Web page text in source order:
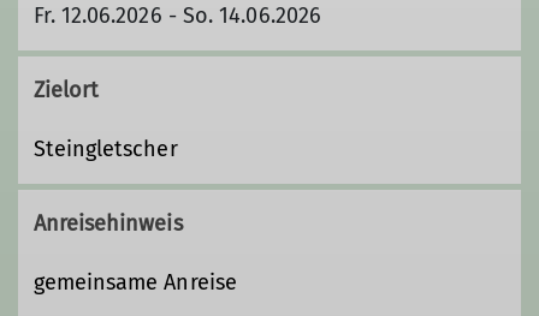
Fr. 12.06.2026 - So. 14.06.2026
Zielort
Steingletscher
Anreisehinweis
gemeinsame Anreise